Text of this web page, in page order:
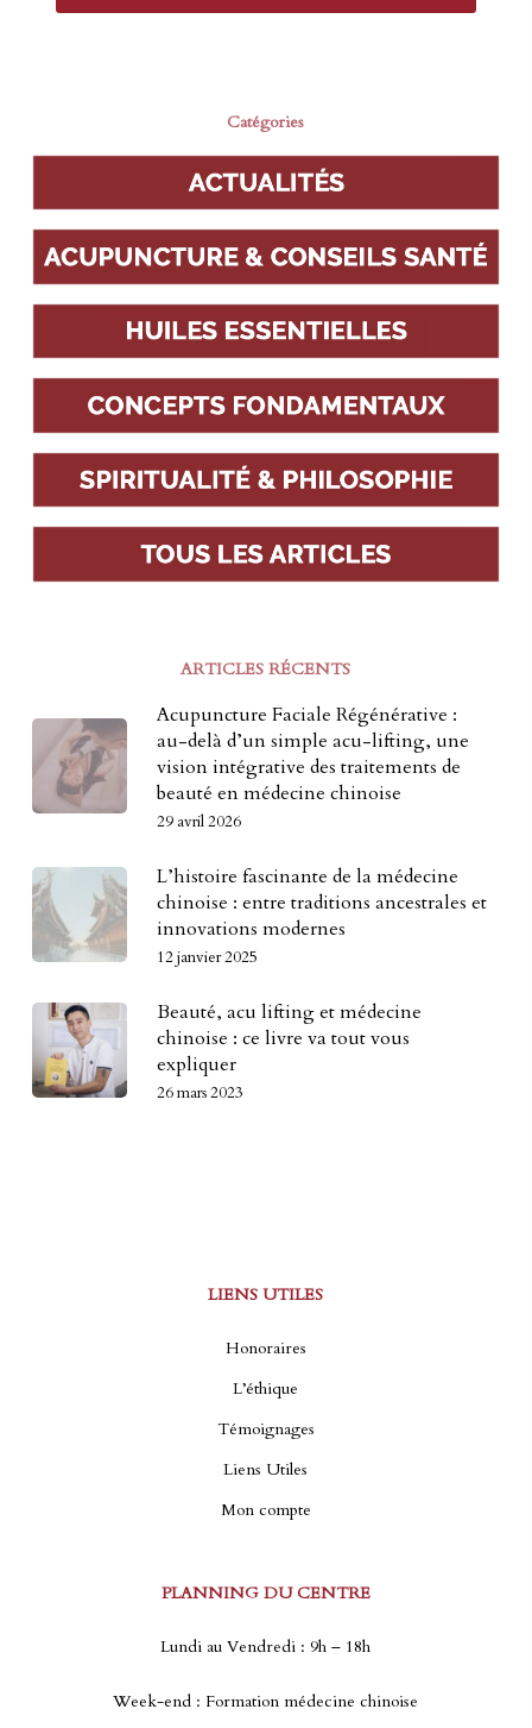
Catégories
ARTICLES RÉCENTS
Acupuncture Faciale Régénérative :
au-delà d’un simple acu-lifting, une
vision intégrative des traitements de
beauté en médecine chinoise
29 avril 2026
L’histoire fascinante de la médecine
chinoise : entre traditions ancestrales et
innovations modernes
12 janvier 2025
Beauté, acu lifting et médecine
chinoise : ce livre va tout vous
expliquer
26 mars 2023
LIENS UTILES
Honoraires
L’éthique
Témoignages
Liens Utiles
Mon compte
PLANNING DU CENTRE
Lundi au Vendredi : 9h – 18h
Week-end : Formation médecine chinoise